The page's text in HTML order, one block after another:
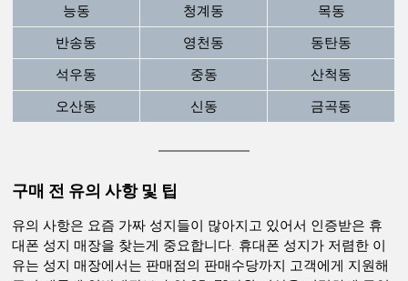
능동 청계동
목동
반송동
영천동
동탄동
석우동
중동
산척동
오산동
신동 금곡동
구매 전 유의 사항 및 팁
유의 사항은 요즘 가짜 성지들이 많아지고 있어서 인증받은 휴
대폰 성지 매장을 찾는게 중요합니다. 휴대폰 성지가 저렴한 이
유는 성지 매장에서는 판매점의 판매수당까지 고객에게 지원해